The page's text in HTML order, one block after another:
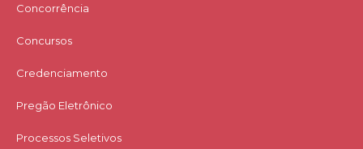
Concorrência
Concursos
Credenciamento
Pregão Eletrônico
Processos Seletivos